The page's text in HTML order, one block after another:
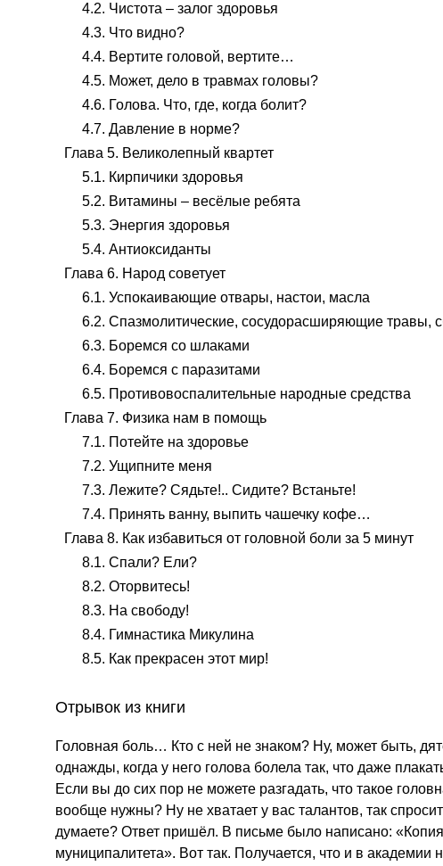
4.2. Чистота – залог здоровья
4.3. Что видно?
4.4. Вертите головой, вертите…
4.5. Может, дело в травмах головы?
4.6. Голова. Что, где, когда болит?
4.7. Давление в норме?
Глава 5. Великолепный квартет
5.1. Кирпичики здоровья
5.2. Витамины – весёлые ребята
5.3. Энергия здоровья
5.4. Антиоксиданты
Глава 6. Народ советует
6.1. Успокаивающие отвары, настои, масла
6.2. Спазмолитические, сосудорасширяющие травы,
6.3. Боремся со шлаками
6.4. Боремся с паразитами
6.5. Противовоспалительные народные средства
Глава 7. Физика нам в помощь
7.1. Потейте на здоровье
7.2. Ущипните меня
7.3. Лежите? Сядьте!.. Сидите? Встаньте!
7.4. Принять ванну, выпить чашечку кофе…
Глава 8. Как избавиться от головной боли за 5 минут
8.1. Спали? Ели?
8.2. Оторвитесь!
8.3. На свободу!
8.4. Гимнастика Микулина
8.5. Как прекрасен этот мир!
Отрывок из книги
Головная боль… Кто с ней не знаком? Ну, может быть,
однажды, когда у него голова болела так, что даже
Если вы до сих пор не можете разгадать, что такое
вообще нужны? Ну не хватает у вас талантов, так
думаете? Ответ пришёл. В письме было написано:
муниципалитета». Вот так. Получается, что и в академии